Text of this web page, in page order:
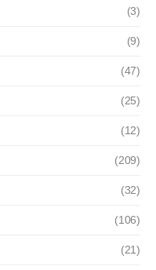
(3)
(9)
(47)
(25)
(12)
(209)
(32)
(106)
(21)